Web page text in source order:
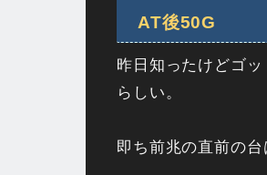
AT後50G
昨日知ったけどゴ
らしい。
即ち前兆の直前の台